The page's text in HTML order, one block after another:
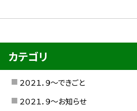
カテゴリ
２０２１．９〜できごと
２０２１．９〜お知らせ